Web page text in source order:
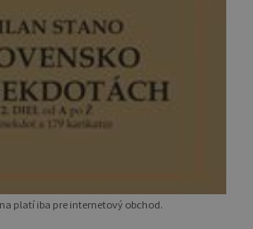
platí iba pre internetový obchod.